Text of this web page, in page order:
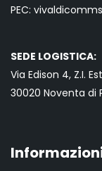
PEC:
SEDE LOGISTICA:
Via Edison 4, Z.I. Est
30020 Noventa di